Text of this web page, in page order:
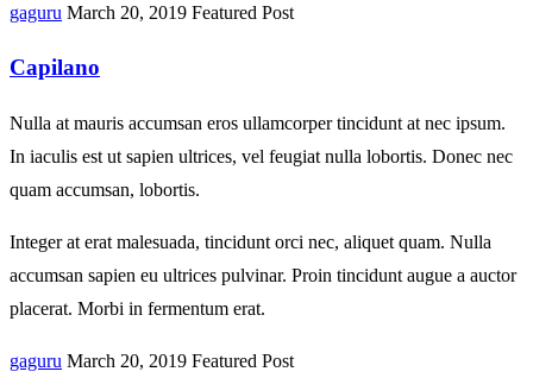
gaguru March 20, 2019 Featured Post
Capilano
Nulla at mauris accumsan eros ullamcorper tincidunt at nec ipsum.
In iaculis est ut sapien ultrices, vel feugiat nulla lobortis. Donec nec
quam accumsan, lobortis.
Integer at erat malesuada, tincidunt orci nec, aliquet quam. Nulla
accumsan sapien eu ultrices pulvinar. Proin tincidunt augue a auctor
placerat. Morbi in fermentum erat.
gaguru March 20, 2019 Featured Post